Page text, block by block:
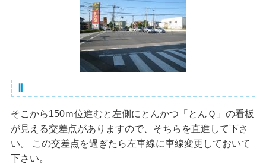
Ⅱ
そこから150ｍ位進むと左側にとんかつ「とんＱ」の看板
が見える交差点がありますので、そちらを直進して下さ
い。 この交差点を過ぎたら左車線に車線変更しておいて
下さい。